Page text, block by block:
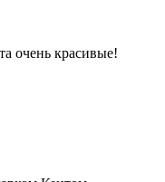
очень красивые!